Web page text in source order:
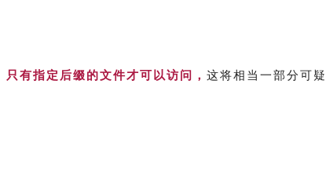
只有指定后缀的文件才可以访问， 这将相当一部分可